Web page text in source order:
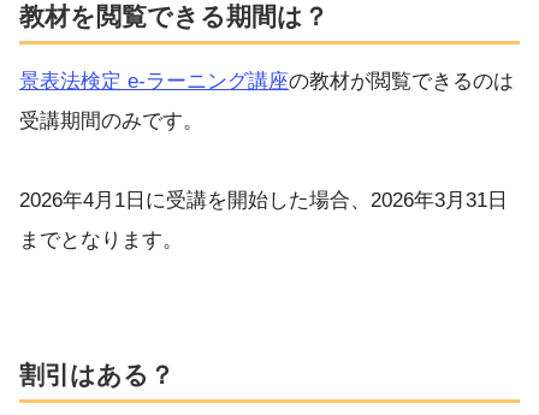
教材を閲覧できる期間は？
景表法検定 e-ラーニング講座の教材が閲覧できるのは
受講期間のみです。
2026年4月1日に受講を開始した場合、2026年3月31日
までとなります。
割引はある？